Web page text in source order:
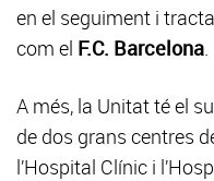
en el seguiment i
com el F.C. Barcelona
A més, la Unitat té el
de dos grans centres
l’Hospital Clínic i